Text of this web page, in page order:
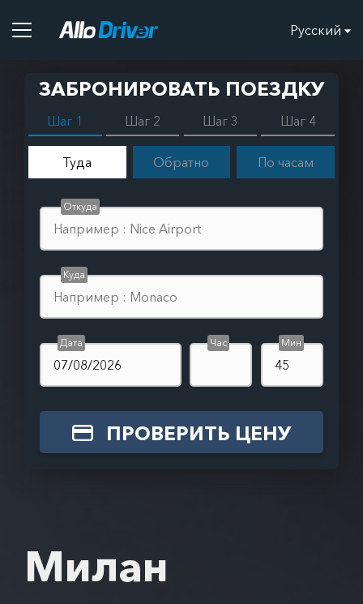
Русский
ЗАБРОНИРОВАТЬ ПОЕЗДКУ
Шаг 1 Шаг 2 Шаг 3 Шаг 4
Туда Обратно По часам
Откуда
Куда
Дата Час Мин
ПРОВЕРИТЬ ЦЕНУ
Милан